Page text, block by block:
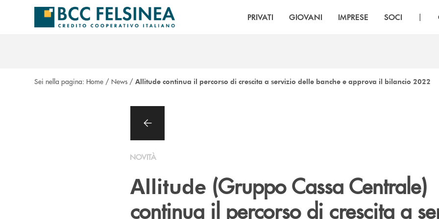
Salta al contenuto principale
PRIVATI GIOVANI IMPRESE SOCI |
Sei nella pagina: Home / News / Allitude continua il percorso di crescita a servizio delle banche e approva il bilancio 2022
NOVITÀ
Allitude (Gruppo Cassa Centrale)
continua il percorso di crescita a